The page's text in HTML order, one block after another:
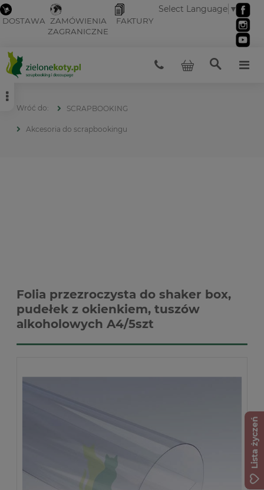
DOSTAWA ZAMÓWIENIA
ZAGRANICZNE
FAKTURY
Select Language ▼
SCRAPBOOKING
Akcesoria do scrapbookingu
Folia przezroczysta do shaker box,
pudełek z okienkiem, tuszów
alkoholowych A4/5szt
Lista życzeń